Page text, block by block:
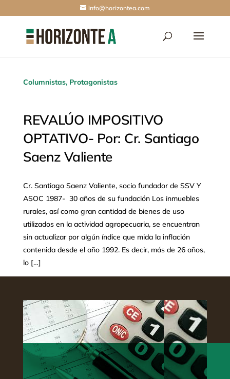
info@horizontea.com
Columnistas, Protagonistas
REVALÚO IMPOSITIVO
OPTATIVO- Por: Cr. Santiago
Saenz Valiente
Cr. Santiago Saenz Valiente, socio fundador de SSV Y
ASOC 1987- 30 años de su fundación Los inmuebles
rurales, así como gran cantidad de bienes de uso
utilizados en la actividad agropecuaria, se encuentran
sin actualizar por algún índice que mida la inflación
contenida desde el año 1992. Es decir, más de 26 años,
lo […]